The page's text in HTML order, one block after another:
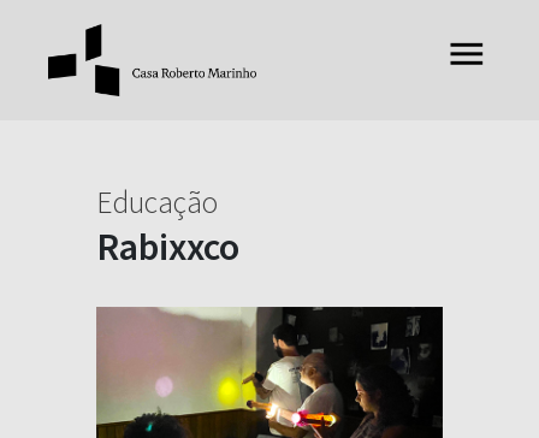
Educação
Rabixxco